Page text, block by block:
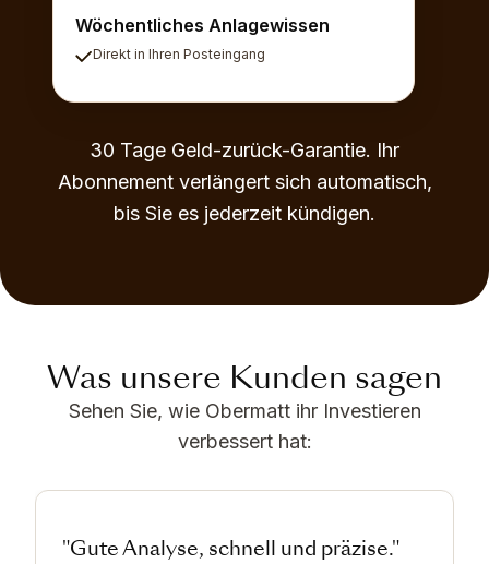
Wöchentliches Anlagewissen
Direkt in Ihren Posteingang
30 Tage Geld-zurück-Garantie. Ihr
Abonnement verlängert sich automatisch,
bis Sie es jederzeit kündigen.
Was unsere Kunden sagen
Sehen Sie, wie Obermatt ihr Investieren
verbessert hat:
"Gute Analyse, schnell und präzise."